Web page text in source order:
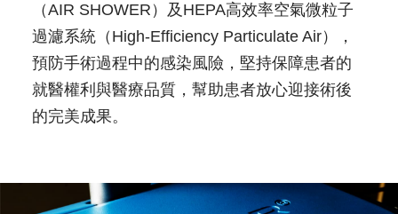
（AIR SHOWER）及HEPA高效率空氣微粒子
過濾系統（High-Efficiency Particulate Air），
預防手術過程中的感染風險，堅持保障患者的
就醫權利與醫療品質，幫助患者放心迎接術後
的完美成果。